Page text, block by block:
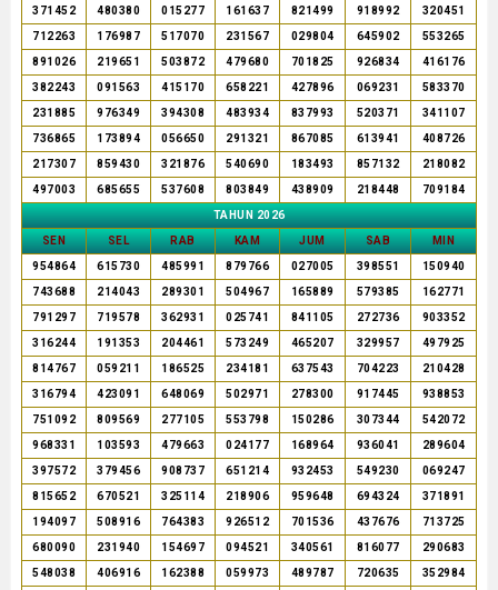
371452 480380 015277 161637 821499 918992 320451
712263 176987 517070 231567 029804 645902 553265
891026 219651 503872 479680 701825 926834 416176
382243 091563 415170 658221 427896 069231 583370
231885 976349 394308 483934 837993 520371 341107
736865 173894 056650 291321 867085 613941 408726
217307 859430 321876 540690 183493 857132 218082
497003 685655 537608 803849 438909 218448 709184
TAHUN 2026
SEN SEL RAB KAM JUM SAB MIN
954864 615730 485991 879766 027005 398551 150940
743688 214043 289301 504967 165889 579385 162771
791297 719578 362931 025741 841105 272736 903352
316244 191353 204461 573249 465207 329957 497925
814767 059211 186525 234181 637543 704223 210428
316794 423091 648069 502971 278300 917445 938853
751092 809569 277105 553798 150286 307344 542072
968331 103593 479663 024177 168964 936041 289604
397572 379456 908737 651214 932453 549230 069247
815652 670521 325114 218906 959648 694324 371891
194097 508916 764383 926512 701536 437676 713725
680090 231940 154697 094521 340561 816077 290683
548038 406916 162388 059973 489787 720635 352984